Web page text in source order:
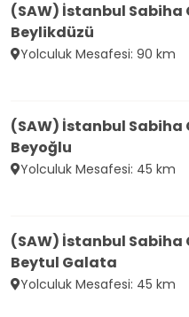
(SAW) İstanbul Sabiha
Beylikdüzü
Yolculuk Mesafesi: 90 km
(SAW) İstanbul Sabiha
Beyoğlu
Yolculuk Mesafesi: 45 km
(SAW) İstanbul Sabiha
Beytul Galata
Yolculuk Mesafesi: 45 km